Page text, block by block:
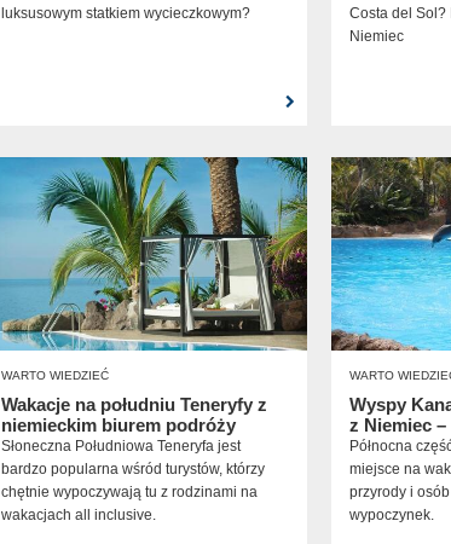
luksusowym statkiem wycieczkowym?
Costa del Sol?
Niemiec
WARTO WIEDZIEĆ
Wakacje na południu Teneryfy z
niemieckim biurem podróży
Słoneczna Południowa Teneryfa jest
bardzo popularna wśród turystów, którzy
chętnie wypoczywają tu z rodzinami na
wakacjach all inclusive.
WARTO
Wyspy
z Niemiec –
Północna
miejsce na
przyrody i
wypoczynek.